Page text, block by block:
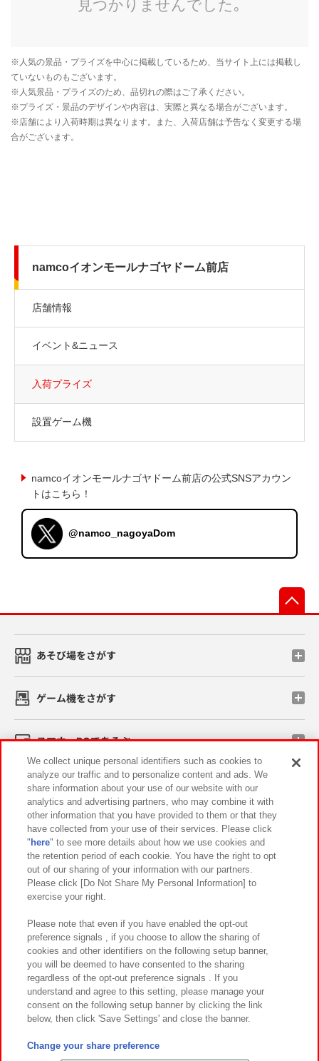
namcoイオンモールナゴヤドーム前店
店舗情報
イベント&ニュース
入荷プライズ
設置ゲーム機
namcoイオンモールナゴヤドーム前店の公式SNSアカウン
トはこちら！
@namco_nagoyaDom
あそび場をさがす
ゲーム機をさがす
スマホ・PCであそぶ
イベント・キャンペーン
関連会社 サステナビリティ サイトポリシー
プライバシーポリシー ウェブアクセシビリティ方針と検証結果
お取引先さまとともに
カスタマーハラスメント対応方針 よくあるご質問・お問い合わせ
©Bandai Namco Amusement Inc.
©Bandai Namco Amusement Lab Inc.
We collect unique personal identifiers such as cookies to
analyze our traffic and to personalize content and ads. We
share information about your use of our website with our
analytics and advertising partners, who may combine it with
other information that you have provided to them or that they
have collected from your use of their services. Please click
" here" to see more details about how we use cookies and
the retention period of each cookie. You have the right to opt
out of our sharing of your information with our partners.
Please click [Do Not Share My Personal Information] to
exercise your right.
Please note that even if you have enabled the opt-out
preference signals , if you choose to allow the sharing of
cookies and other identifiers on the following setup banner,
you will be deemed to have consented to the sharing
regardless of the opt-out preference signals . If you
understand and agree to this setting, please manage your
consent on the following setup banner by clicking the link
below, then click 'Save Settings' and close the banner.
Change your share preference